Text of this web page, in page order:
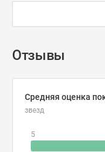
Отзывы
Средняя оценка
звезд
5